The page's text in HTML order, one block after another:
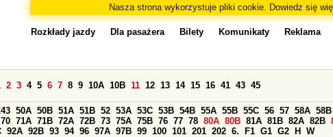
Nasza strona wykorzystuje pliki cookie. Dowiedz się
Rozkłady jazdy Dla pasażera Bilety Komunikaty Reklama
2 3 4 5 6 7 8 9 10A 10B 11 12 13 14 15 16 41 43 45
50A 50B 51A 51B 52 53A 53C 53B 54B 55A 55B 55C 56 57 58A 58B
70 71A 71B 72A 72B 73 75A 75B 76 77 78 80A 80B 81A 81B 82A 82B
92A 92B 93 94 96 97A 97B 99 100 101 201 202 6. F1 G1 G2 H W